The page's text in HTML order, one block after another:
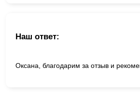
Наш ответ:
Оксана, благодарим за отзыв и